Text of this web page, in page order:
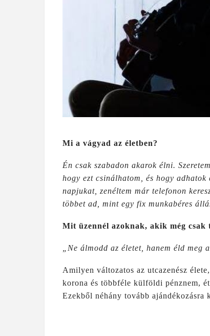
Mi a vágyad az életben?
Én csak szabadon akarok élni.
hogy ezt csinálhatom, és hogy adhatok
napjukat, zenéltem már telefonon
többet ad, mint egy fix munkabéres
Mit üzennél azoknak, akik még
„Ne álmodd az életet, hanem éld
Amilyen változatos az utcazenész
korona és többféle külföldi pénznem,
Ezekből néhány tovább ajándékozásra